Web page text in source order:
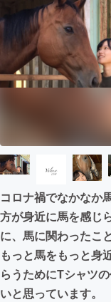
テクノ
映像・
まちづ
CAMPFIRE
CAMPFIRE
コロナ禍でなかなか
方が身近に馬を感じ
に、馬に関わったこ
もっと馬をもっと身
らうためにTシャツ
いと思っています。